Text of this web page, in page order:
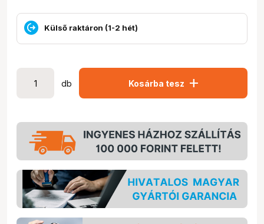
Külső raktáron (1-2 hét)
db Kosárba tesz add